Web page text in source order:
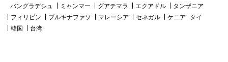
バングラデシュ ミャンマー グアテマラ エクアドル
タンザニア
フィリピン
ブルキナファソ マレーシア セネガル ケニア タイ
韓国
台湾